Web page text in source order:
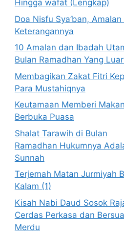
Hingga wafat (Lengkap)
Doa Nisfu Sya’ban, Amalan
Keterangannya
10 Amalan dan Ibadah
Bulan Ramadhan Yang
Membagikan Zakat Fitri
Para Mustahiqnya
Keutamaan Memberi
Berbuka Puasa
Shalat Tarawih di Bulan
Ramadhan Hukumnya
Sunnah
Terjemah Matan Jurmiyah
Kalam (1)
Kisah Nabi Daud Sosok
Cerdas Perkasa dan
Merdu